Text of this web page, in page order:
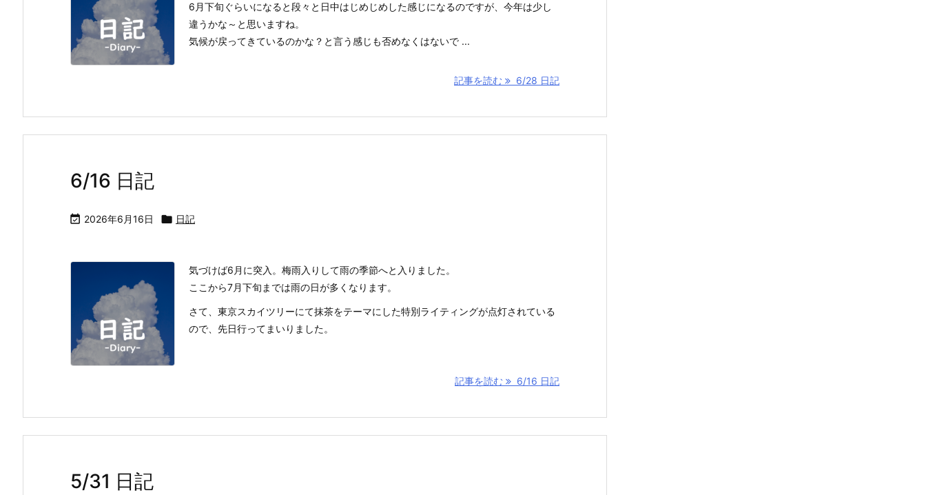
6月下旬ぐらいになると段々と日中はじめじめした感じになるのですが、今年は少し
違うかな～と思いますね。
気候が戻ってきているのかな？と言う感じも否めなくはないで ...
記事を読む 6/28 日記
6/16 日記
 2026年6月16日  日記
気づけば6月に突入。梅雨入りして雨の季節へと入りました。
ここから7月下旬までは雨の日が多くなります。
さて、東京スカイツリーにて抹茶をテーマにした特別ライティングが点灯されている
ので、先日行ってまいりました。
記事を読む 6/16 日記
5/31 日記